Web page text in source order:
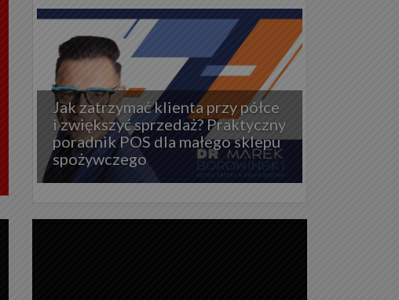
Jak zatrzymać klienta przy półce
i zwiększyć sprzedaż? Praktyczny
poradnik POS dla małego sklepu
spożywczego